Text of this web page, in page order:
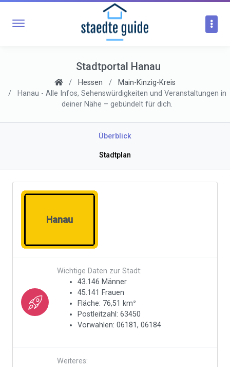
Stadtportal Hanau
Hessen
Main-Kinzig-Kreis
Hanau - Alle Infos, Sehenswürdigkeiten und Veranstaltungen in
deiner Nähe – gebündelt für dich.
Überblick
Stadtplan
Hanau
Wichtige Daten zur Stadt:
43.146 Männer
45.141 Frauen
Fläche: 76,51 km²
Postleitzahl: 63450
Vorwahlen: 06181, 06184
Weiteres: